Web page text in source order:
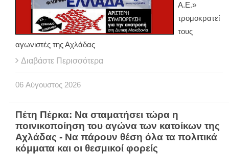
Α.Ε.»
τρομοκρατεί
τους
αγωνιστές της Αχλάδας
Διαβάστε Περισσότερα
06 Αύγουστος 2026
Πέτη Πέρκα: Να σταματήσει τώρα η
ποινικοποίηση του αγώνα των κατοίκων της
Αχλάδας - Να πάρουν θέση όλα τα πολιτικά
κόμματα και οι θεσμικοί φορείς